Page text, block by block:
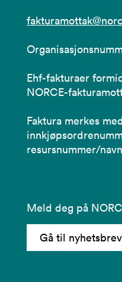
Ehf-fakturaer
NORCE-
Faktura merkes
resursnummer/
Meld deg på
Gå til